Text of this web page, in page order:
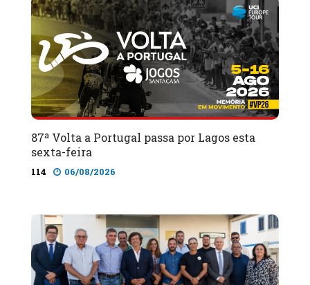
87ª Volta a Portugal passa por Lagos esta
sexta-feira
114 06/08/2026